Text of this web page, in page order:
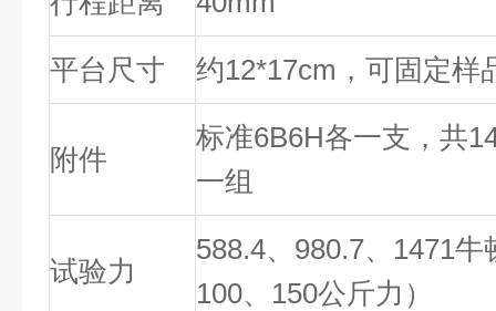
平台尺寸 约12*17cm，可固定样
附件
标准6B6H各一支，共
一组
试验力
588.4、980.7、1471牛
100、150公斤力）